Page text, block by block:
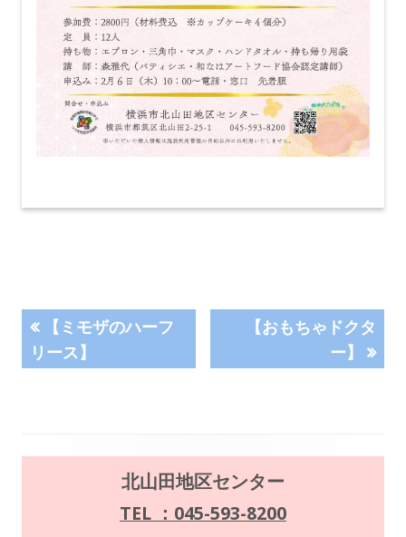
投
稿
前
の
【ミモザのハーフ
リース】
次
【おもちゃドクタ
ー】
北山田地区センター
TEL ：045-593-8200